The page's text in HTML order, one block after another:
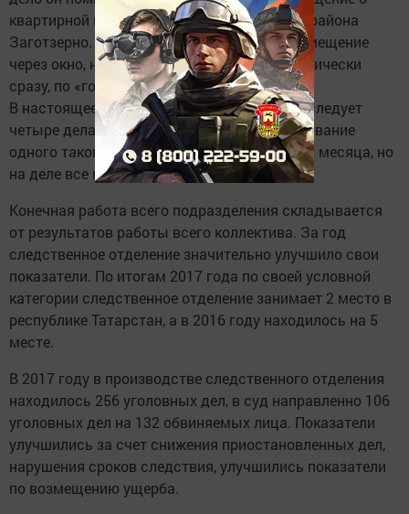
квартирной краже в одном из домов микрорайона
Заготзерно. Преступник проник в жилое помещение
через окно, но его удалось задержать практически
сразу, по «горячим следам».
В настоящее время Руслан Давлетшин расследует
четыре дела – кражи, грабежи. На расследование
одного такого дела дается условный срок 2 месяца, но
на деле все происходит гораздо быстрее.
Конечная работа всего подразделения складывается
от результатов работы всего коллектива. За год
следственное отделение значительно улучшило свои
показатели. По итогам 2017 года по своей условной
категории следственное отделение занимает 2 место в
республике Татарстан, а в 2016 году находилось на 5
месте.
В 2017 году в производстве следственного отделения
находилось 256 уголовных дел, в суд направленно 106
уголовных дел на 132 обвиняемых лица. Показатели
улучшились за счет снижения приостановленных дел,
нарушения сроков следствия, улучшились показатели
по возмещению ущерба.